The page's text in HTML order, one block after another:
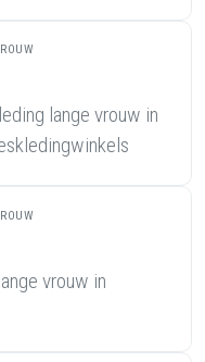
lange vrouw in
vrouw in